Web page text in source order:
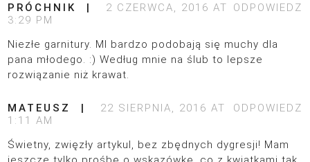
ODPOWIEDZ
PRÓCHNIK
2 CZERWCA, 2016 AT
3:29 PM
Niezłe garnitury. MI bardzo podobają się muchy dla
pana młodego. :) Według mnie na ślub to lepsze
rozwiązanie niż krawat.
ODPOWIEDZ
MATEUSZ
22 SIERPNIA, 2016 AT
1:11 AM
Świetny, zwięzły artykul, bez zbędnych dygresji! Mam